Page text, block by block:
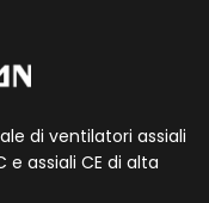
di ventilatori assiali
e assiali CE di alta